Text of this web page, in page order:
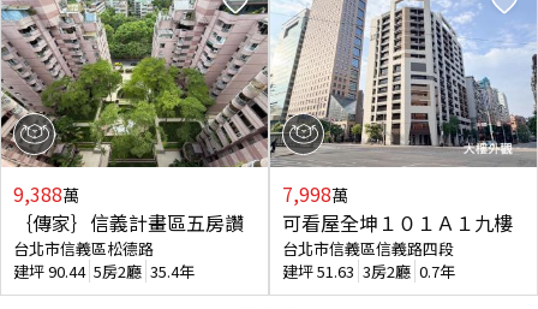
9,388萬
｛傳家｝信義計畫區五房讚
台北市信義區松德路
建坪90.44 5房2廳 35.4年
7,998萬
可看屋全坤１０１Ａ１九樓
台北市信義區信義路四段
建坪51.63 3房2廳 0.7年